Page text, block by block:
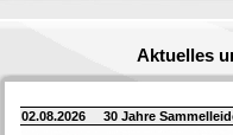
Aktuelles
02.08.2026 30 Jahre